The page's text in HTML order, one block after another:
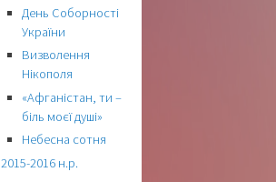
День Соборності
України
Визволення
Нікополя
«Афганістан, ти –
біль моєї душі»
Небесна сотня
2015-2016 н.р.